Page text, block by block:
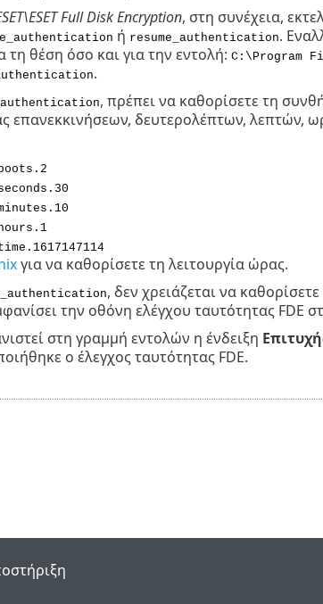
Full Disk Encryption, στη συνέχεια,
ή resume_authentication.
τη θέση όσο και για την εντολή: C:\Program
.
, πρέπει να καθορίσετε τη
επανεκκινήσεων, δευτερολέπτων, λεπτών,
για να καθορίσετε τη λειτουργία ώρας.
, δεν χρειάζεται να
την οθόνη ελέγχου ταυτότητας FDE
στη γραμμή εντολών η ένδειξη
ο έλεγχος ταυτότητας FDE.